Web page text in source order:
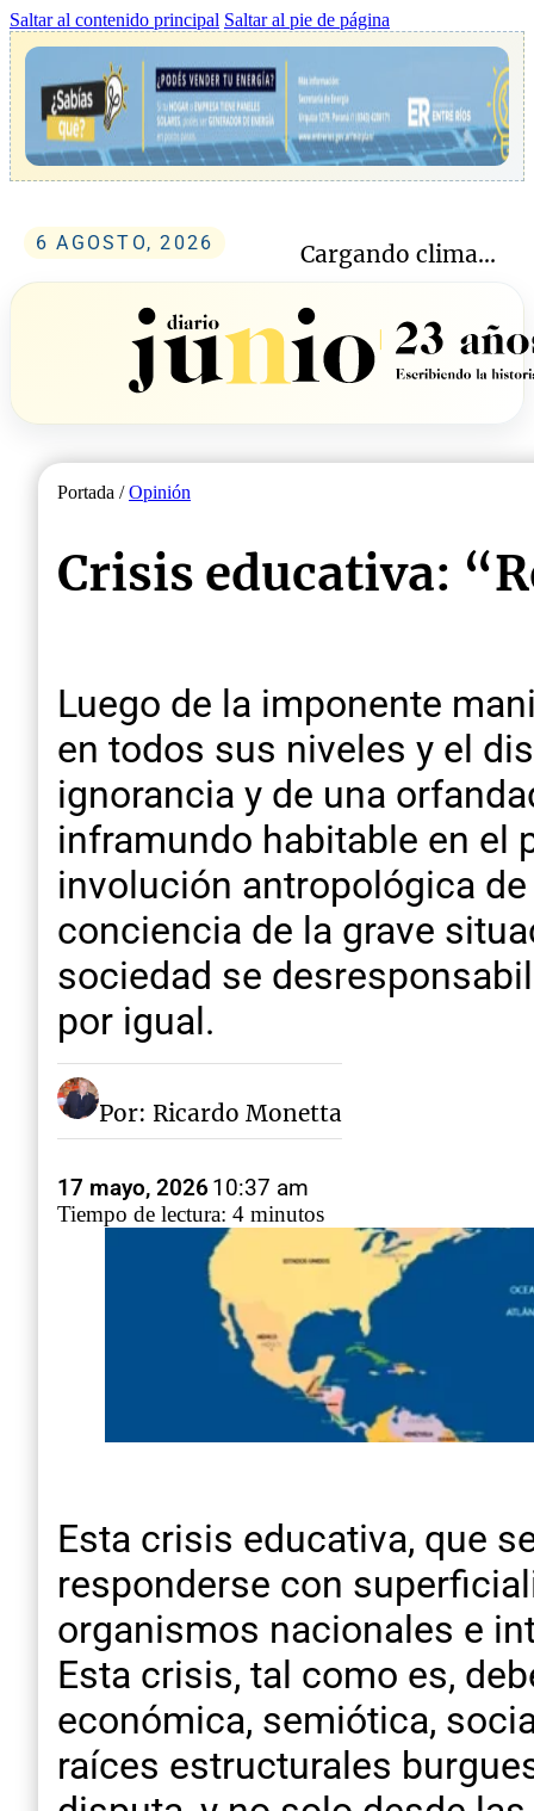
Saltar al contenido principal Saltar al pie de página
6 AGOSTO, 2026 Cargando clima...
Portada /Opinión
Crisis educativa:
Luego de la imponente
en todos sus niveles y el
ignorancia y de una
inframundo habitable en el
involución antropológica
conciencia de la grave
sociedad se
por igual.
Por: Ricardo Monetta
17 mayo, 202610:37 am
Tiempo de lectura: 4 minutos
Esta crisis educativa, que
responderse con
organismos nacionales e
Esta crisis, tal como es,
económica, semiótica,
raíces estructurales